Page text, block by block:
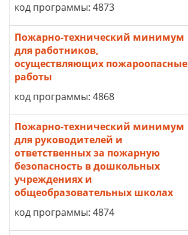
код программы: 4873
Пожарно-технический минимум
для работников,
осуществляющих пожароопасные
работы
код программы: 4868
Пожарно-технический минимум
для руководителей и
ответственных за пожарную
безопасность в дошкольных
учреждениях и
общеобразовательных школах
код программы: 4874